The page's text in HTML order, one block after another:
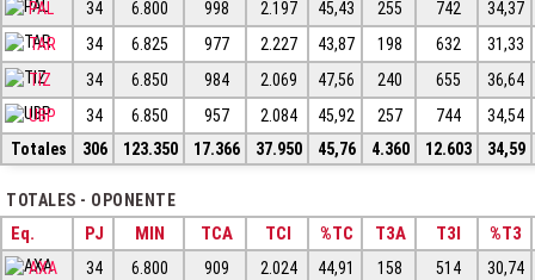
PAL
34 6.800 998 2.197 45,43 255 742
34,37
TAR
34 6.825 977 2.227 43,87 198 632
31,33
TIZ
34 6.850 984 2.069 47,56 240 655
36,64
UBP
34 6.850 957 2.084 45,92 257 744
34,54
Totales
306 123.350 17.366 37.950 45,76 4.360 12.603 34,59
TOTALES - OPONENTE
Eq. PJ MIN TCA TCI %TC T3A T3I %T3
AXA 34 6.800 909 2.024 44,91 158 514
30,74